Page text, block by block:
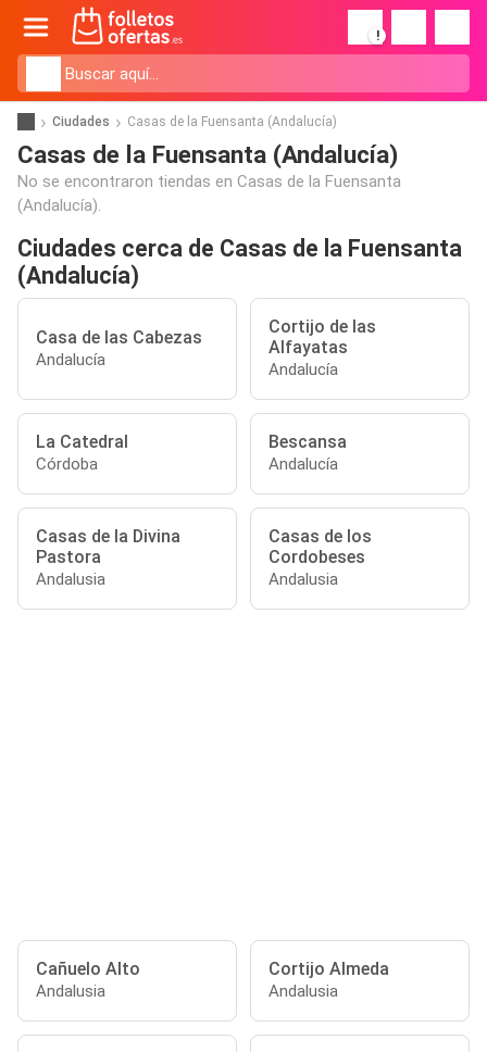
!
Ciudades Casas de la Fuensanta (Andalucía)
Casas de la Fuensanta (Andalucía)
No se encontraron tiendas en Casas de la Fuensanta
(Andalucía).
Ciudades cerca de Casas de la Fuensanta
(Andalucía)
Casa de las Cabezas
Andalucía
Cortijo de las
Alfayatas
Andalucía
La Catedral
Córdoba
Bescansa
Andalucía
Casas de la Divina
Pastora
Andalusia
Casas de los
Cordobeses
Andalusia
Cañuelo Alto
Andalusia
Cortijo Almeda
Andalusia